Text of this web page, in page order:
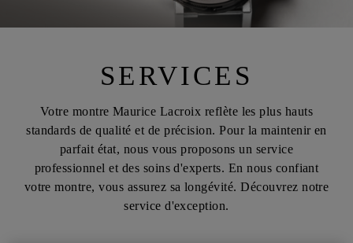
SERVICES
Votre montre Maurice Lacroix reflète les plus hauts
standards de qualité et de précision. Pour la maintenir en
parfait état, nous vous proposons un service
professionnel et des soins d'experts. En nous confiant
votre montre, vous assurez sa longévité. Découvrez notre
service d'exception.